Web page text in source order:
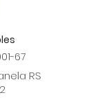
67
RS